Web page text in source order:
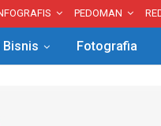
PEDOMAN
Bisnis Fotografia